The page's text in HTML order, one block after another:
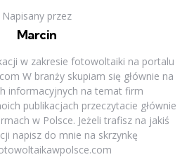
Napisany przez
Marcin
w zakresie fotowoltaiki na portalu
W branży skupiam się głównie na
informacyjnych na temat firm
publikacjach przeczytacie głównie
w Polsce. Jeżeli trafisz na jakiś
napisz do mnie na skrzynkę